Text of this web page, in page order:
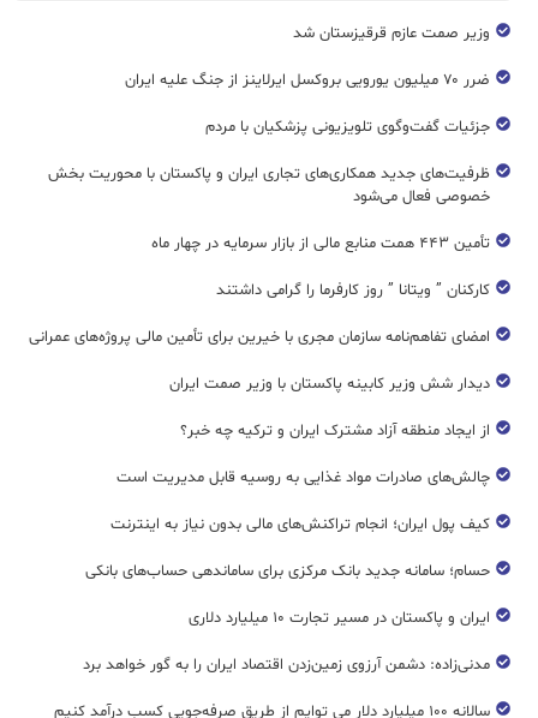
وزیر صمت عازم قرقیزستان شد
ضرر ۷۰ میلیون یورویی بروکسل ایرلاینز از جنگ علیه ایران
جزئیات گفت‌وگوی تلویزیونی پزشکیان با مردم
ظرفیت‌های جدید همکاری‌های تجاری ایران و پاکستان با محوریت بخش
خصوصی فعال می‌شود
تأمین ۴۴۳ همت منابع مالی از بازار سرمایه در چهار ماه
کارکنان ” ویتانا ” روز کارفرما را گرامی داشتند
امضای تفاهم‌نامه سازمان مجری با خیرین برای تأمین مالی پروژه‌های عمرانی
دیدار شش وزیر کابینه پاکستان با وزير صمت ایران
از ایجاد منطقه آزاد مشترک ایران و ترکیه چه خبر؟
چالش‌های صادرات مواد غذایی به روسیه قابل مدیریت است
کیف پول ایران؛ انجام تراکنش‌های مالی بدون نیاز به اینترنت
حسام؛ سامانه جدید بانک مرکزی برای ساماندهی حساب‌های بانکی
ایران و پاکستان در مسیر تجارت ۱۰ میلیارد دلاری
مدنی‌زاده: دشمن آرزوی زمین‌زدن اقتصاد ایران را به گور خواهد برد
سالانه ۱۰۰ میلیارد دلار می توایم از طریق صرفه‌جویی کسب درآمد کنیم